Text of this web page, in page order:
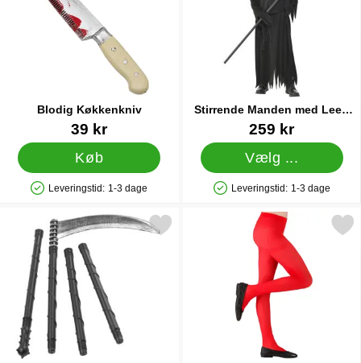
Blodig Køkkenkniv
Varenr 1606539 kr
Køb
Produkttilgængelighed: På lager
Leveringstid: 1-3 dage
Stirrende Manden med Leen
Børnekostume 8-10 år
Varenr 18710259 kr
Vælg ...
Produkttilgængelighed: På lager
Leveringstid: 1-3 dage
Markér manden med Leen Le i Plastik som favorit
Markér røde Strømpebukser